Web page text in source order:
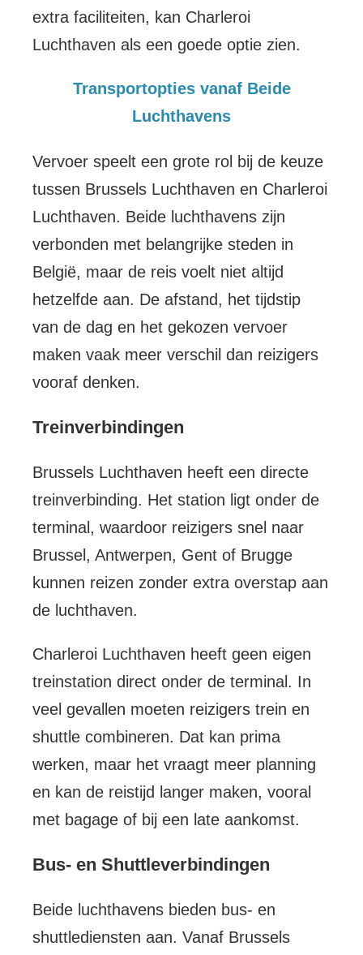
extra faciliteiten, kan Charleroi
Luchthaven als een goede optie zien.
Transportopties vanaf Beide
Luchthavens
Vervoer speelt een grote rol bij de keuze
tussen Brussels Luchthaven en Charleroi
Luchthaven. Beide luchthavens zijn
verbonden met belangrijke steden in
België, maar de reis voelt niet altijd
hetzelfde aan. De afstand, het tijdstip
van de dag en het gekozen vervoer
maken vaak meer verschil dan reizigers
vooraf denken.
Treinverbindingen
Brussels Luchthaven heeft een directe
treinverbinding. Het station ligt onder de
terminal, waardoor reizigers snel naar
Brussel, Antwerpen, Gent of Brugge
kunnen reizen zonder extra overstap aan
de luchthaven.
Charleroi Luchthaven heeft geen eigen
treinstation direct onder de terminal. In
veel gevallen moeten reizigers trein en
shuttle combineren. Dat kan prima
werken, maar het vraagt meer planning
en kan de reistijd langer maken, vooral
met bagage of bij een late aankomst.
Bus- en Shuttleverbindingen
Beide luchthavens bieden bus- en
shuttlediensten aan. Vanaf Brussels